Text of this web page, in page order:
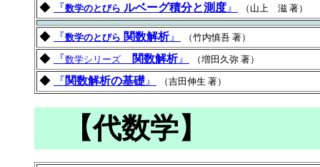
◆ 『数学のとびら ルベーグ積分と測度 』 （山上 滋 著）
◆ 『数学のとびら 関数解析』 （竹内慎吾 著）
◆ 『数学シリーズ 関数解析』 （増田久弥 著）
◆ 『関数解析の基礎 』 （吉田伸生 著）
【代数学】